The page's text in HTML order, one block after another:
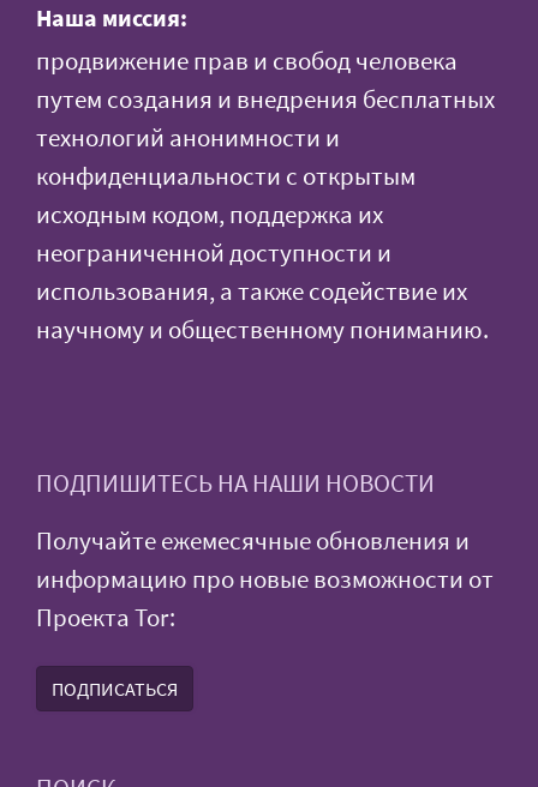
Наша миссия:
продвижение прав и свобод человека
путем создания и внедрения бесплатных
технологий анонимности и
конфиденциальности с открытым
исходным кодом, поддержка их
неограниченной доступности и
использования, а также содействие их
научному и общественному пониманию.
ПОДПИШИТЕСЬ НА НАШИ НОВОСТИ
Получайте ежемесячные обновления и
информацию про новые возможности от
Проекта Tor:
ПОДПИСАТЬСЯ